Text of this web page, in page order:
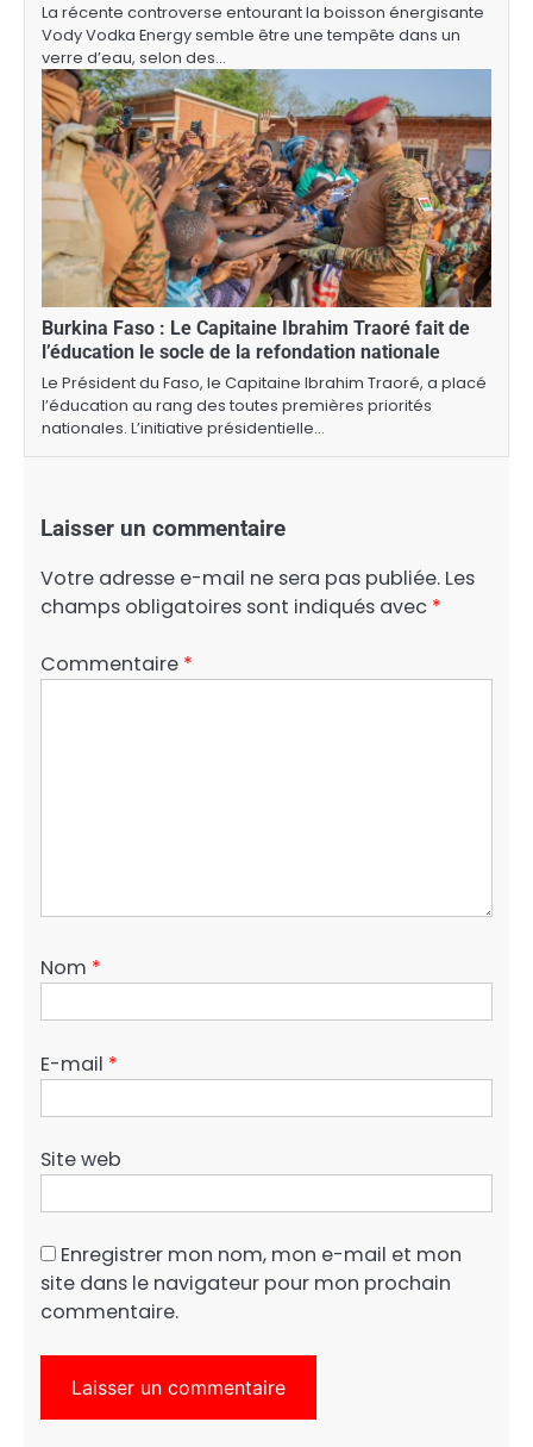
La récente controverse entourant la boisson énergisante
Vody Vodka Energy semble être une tempête dans un
verre d’eau, selon des…
Burkina Faso : Le Capitaine Ibrahim Traoré fait de
l’éducation le socle de la refondation nationale
Le Président du Faso, le Capitaine Ibrahim Traoré, a placé
l’éducation au rang des toutes premières priorités
nationales. L’initiative présidentielle…
Laisser un commentaire
Votre adresse e-mail ne sera pas publiée. Les
champs obligatoires sont indiqués avec *
Commentaire *
Nom *
E-mail *
Site web
Enregistrer mon nom, mon e-mail et mon
site dans le navigateur pour mon prochain
commentaire.